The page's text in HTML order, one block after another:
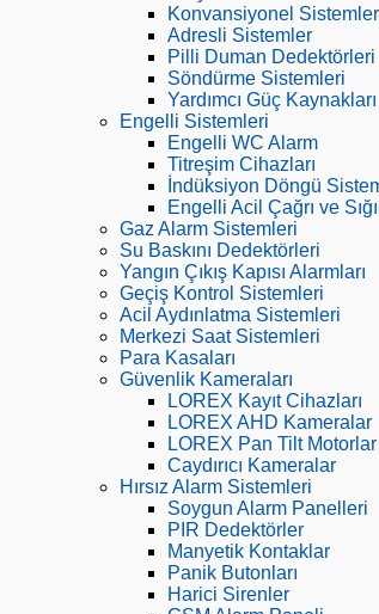
Konvansiyonel Sistemler
Adresli Sistemler
Pilli Duman Dedektörleri
Söndürme Sistemleri
Yardımcı Güç Kaynakları
Engelli Sistemleri
Engelli WC Alarm
Titreşim Cihazları
İndüksiyon Döngü
Engelli Acil Çağrı ve
Gaz Alarm Sistemleri
Su Baskını Dedektörleri
Yangın Çıkış Kapısı Alarmları
Geçiş Kontrol Sistemleri
Acil Aydınlatma Sistemleri
Merkezi Saat Sistemleri
Para Kasaları
Güvenlik Kameraları
LOREX Kayıt Cihazları
LOREX AHD Kameralar
LOREX Pan Tilt Motorlar
Caydırıcı Kameralar
Hırsız Alarm Sistemleri
Soygun Alarm Panelleri
PIR Dedektörler
Manyetik Kontaklar
Panik Butonları
Harici Sirenler